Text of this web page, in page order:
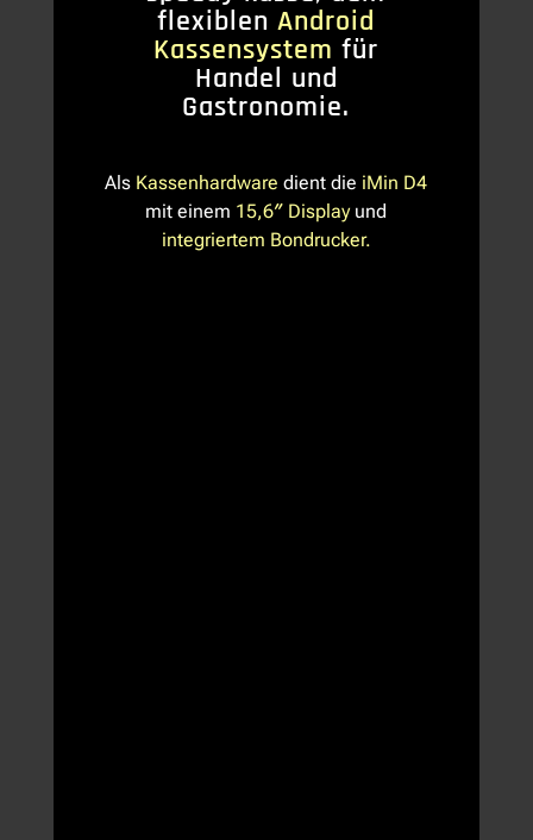
flexiblen Android
Kassensystem für
Handel und
Gastronomie.
Als Kassenhardware dient die iMin D4
mit einem 15,6″ Display und
integriertem Bondrucker.